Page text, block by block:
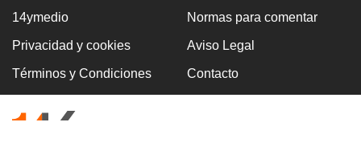
GASOLINA
En la Vía Blanca surgen puestos de venta de
gasolina en botellas de un litro
14ymedio Normas para comentar
Privacidad y cookies Aviso Legal
Términos y Condiciones Contacto